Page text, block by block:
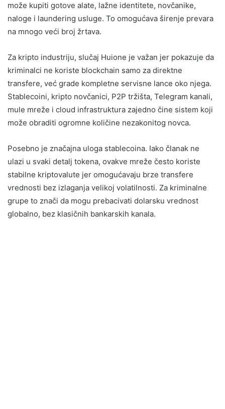
može kupiti gotove alate, lažne identitete, novčanike,
naloge i laundering usluge. To omogućava širenje prevara
na mnogo veći broj žrtava.
Za kripto industriju, slučaj Huione je važan jer pokazuje da
kriminalci ne koriste blockchain samo za direktne
transfere, već grade kompletne servisne lance oko njega.
Stablecoini, kripto novčanici, P2P tržišta, Telegram kanali,
mule mreže i cloud infrastruktura zajedno čine sistem koji
može obraditi ogromne količine nezakonitog novca.
Posebno je značajna uloga stablecoina. Iako članak ne
ulazi u svaki detalj tokena, ovakve mreže često koriste
stabilne kriptovalute jer omogućavaju brze transfere
vrednosti bez izlaganja velikoj volatilnosti. Za kriminalne
grupe to znači da mogu prebacivati dolarsku vrednost
globalno, bez klasičnih bankarskih kanala.